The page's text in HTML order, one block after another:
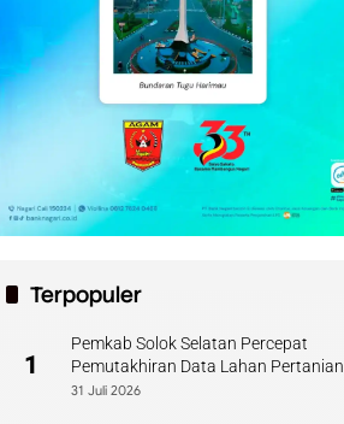
Terpopuler
1
Pemkab Solok Selatan Percepat
Pemutakhiran Data Lahan Pertanian
Pangan Berkelanjutan
31 Juli 2026